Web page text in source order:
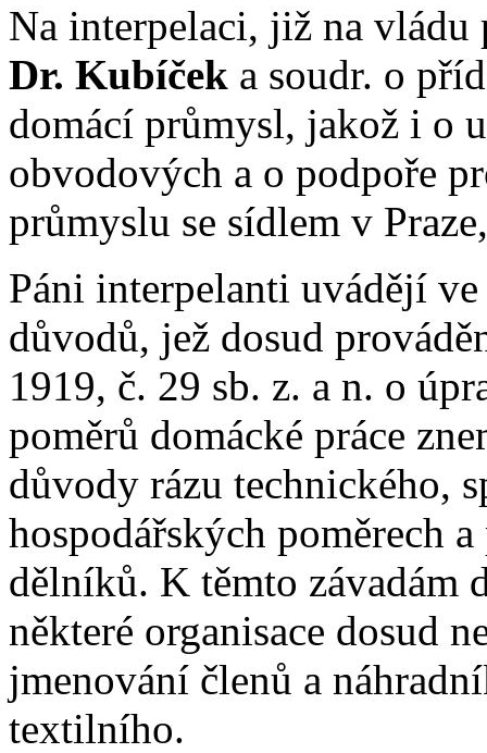
Na interpelaci, již na
Dr. Kubíček a soudr. o
domácí průmysl, jakož i o
obvodových a o podpoře
průmyslu se sídlem v
Páni interpelanti uvádějí
důvodů, jež dosud
1919, č. 29 sb. z. a n. o
poměrů domácké práce
důvody rázu technického,
hospodářských poměrech
dělníků. K těmto závadám
některé organisace dosud
jmenování členů a
textilního.